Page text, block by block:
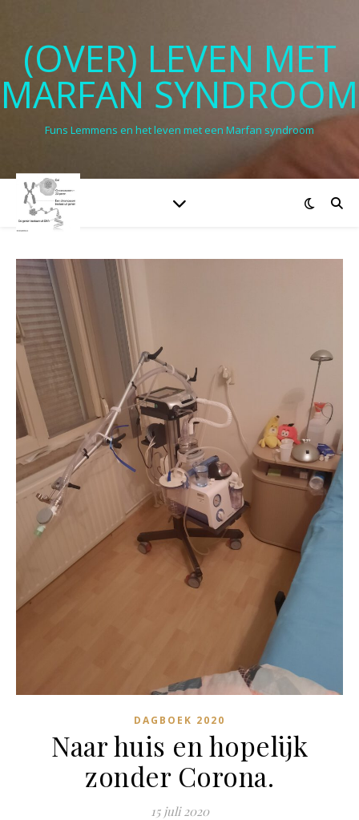
(OVER) LEVEN MET
MARFAN SYNDROOM
Funs Lemmens en het leven met een Marfan syndroom
DAGBOEK 2020
Naar huis en hopelijk
zonder Corona.
15 juli 2020